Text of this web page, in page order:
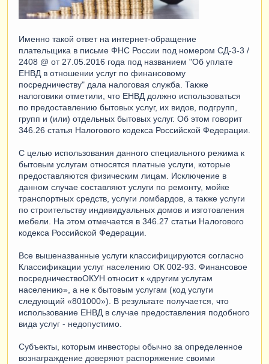
Именно такой ответ на интернет-обращение
плательщика в письме ФНС России под номером СД-3-3 /
2408 @ от 27.05.2016 года под названием "Об уплате
ЕНВД в отношении услуг по финансовому
посредничеству" дала налоговая служба. Также
налоговики отметили, что ЕНВД должно использоваться
по предоставлению бытовых услуг, их видов, подгрупп,
групп и (или) отдельных бытовых услуг. Об этом говорит
346.26 статья Налогового кодекса Российской Федерации.
С целью использования данного специального режима к
бытовым услугам относятся платные услуги, которые
предоставляются физическим лицам. Исключение в
данном случае составляют услуги по ремонту, мойке
транспортных средств, услуги ломбардов, а также услуги
по строительству индивидуальных домов и изготовления
мебели. На этом отмечается в 346.27 статьи Налогового
кодекса Российской Федерации.
Все вышеназванные услуги классифицируются согласно
Классификации услуг населению ОК 002-93. Финансовое
посредничествоОКУН относит к «другим услугам
населению», а не к бытовым услугам (код услуги
следующий «801000»). В результате получается, что
использование ЕНВД в случае предоставления подобного
вида услуг - недопустимо.
Субъекты, которым инвесторы обычно за определенное
вознаграждение доверяют распоряжение своими